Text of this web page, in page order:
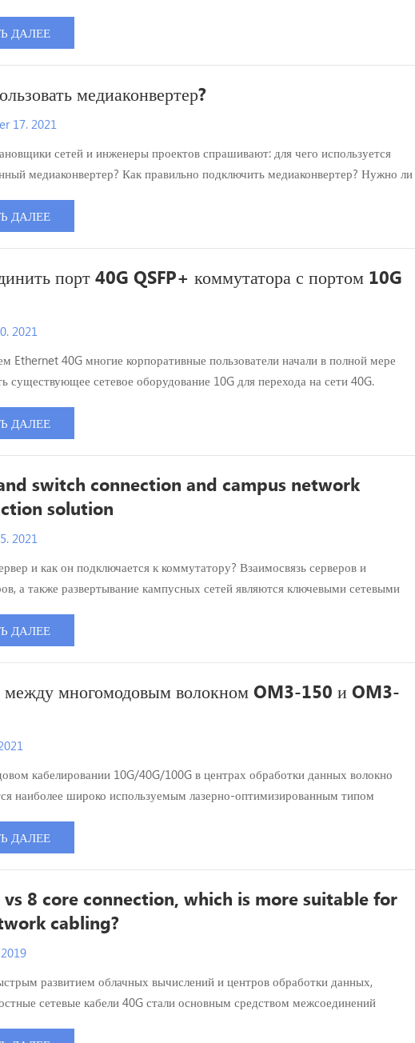
стояков или внутренних помещений? Классы огнестойкости оптических
разделить на три типа: OFN, OFNR и OFNP. В этой статье объясняются...
ДАЛЕЕ
медиаконвертер?
17. 2021
сетей и инженеры проектов спрашивают: для чего используется
медиаконвертер? Как правильно подключить медиаконвертер? Нужно ли
В этой статье представлены принцип работы, классификация, пошаговая
и практические меры предосторожности при использовани...
ДАЛЕЕ
порт 40G QSFP+ коммутатора с портом 10G
2021
Ethernet 40G многие корпоративные пользователи начали в полной мере
существующее сетевое оборудование 10G для перехода на сети 40G.
устройств 10G (коммутаторов и серверов) с портами SFP+. Как
40G QSFP+ к порту 10G SFP+? Какие решения доступны? Какое из них
ДАЛЕЕ
switch connection and campus network
solution
2021
и как он подключается к коммутатору? Взаимосвязь серверов и
а также развертывание кампусных сетей являются ключевыми сетевыми
комплексные решения для подключения серверов и коммутаторов,
оптической связи и надежного построения кампусных сетей с испо...
ДАЛЕЕ
между многомодовым волокном OM3-150 и OM3-
кабелировании 10G/40G/100G в центрах обработки данных волокно
наиболее широко используемым лазерно-оптимизированным типом
разница между OM3-150 и OM3-300? Какой вариант следует выбрать для
обработки данных? В этой статье подробно объясняются их определение,
ДАЛЕЕ
vs 8 core connection, which is more suitable for
cabling?
развитием облачных вычислений и центров обработки данных,
сетевые кабели 40G стали основным средством межсоединений